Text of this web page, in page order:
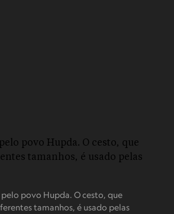
povo Hupda. O cesto, que
tamanhos, é usado pelas